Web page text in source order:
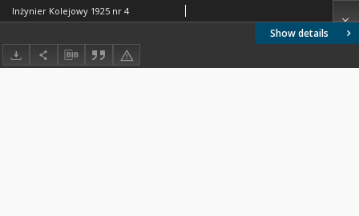
Show details
Inżynier Kolejowy 1925 nr 4